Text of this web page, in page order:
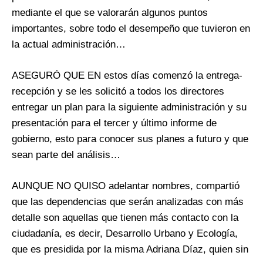
mediante el que se valorarán algunos puntos
importantes, sobre todo el desempeño que tuvieron en
la actual administración…
ASEGURÓ QUE EN estos días comenzó la entrega-
recepción y se les solicitó a todos los directores
entregar un plan para la siguiente administración y su
presentación para el tercer y último informe de
gobierno, esto para conocer sus planes a futuro y que
sean parte del análisis…
AUNQUE NO QUISO adelantar nombres, compartió
que las dependencias que serán analizadas con más
detalle son aquellas que tienen más contacto con la
ciudadanía, es decir, Desarrollo Urbano y Ecología,
que es presidida por la misma Adriana Díaz, quien sin